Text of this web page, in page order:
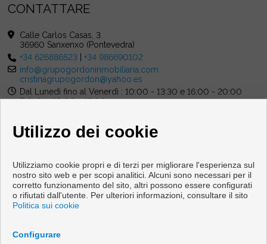
CONTATTARE
Calle Carlos Casas, 3
36960 Sanxenxo (Pontevedra)
+34 626886523 |+34 986690102
info@grupogordoninmobiliaria.com
cristinagrupogordon@yahoo.es
Dal Lunedi fino al Venerdì : 10:00 - 13:30 e 16:00 - 20:00
Sabato : 10:00 - 13:00
Pisi e case in vendita a Sanxenxo
Protezione dei dati politica
Utilizzo dei cookie
Utilizziamo cookie propri e di terzi per migliorare l'esperienza sul
nostro sito web e per scopi analitici. Alcuni sono necessari per il
corretto funzionamento del sito, altri possono essere configurati
o rifiutati dall'utente. Per ulteriori informazioni, consultare il sito
Politica sui cookie
Configurare